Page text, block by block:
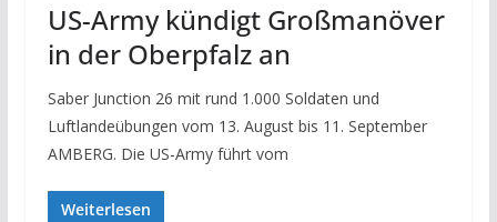
US-Army kündigt Großmanöver
in der Oberpfalz an
Saber Junction 26 mit rund 1.000 Soldaten und
Luftlandeübungen vom 13. August bis 11. September
AMBERG. Die US-Army führt vom
Weiterlesen